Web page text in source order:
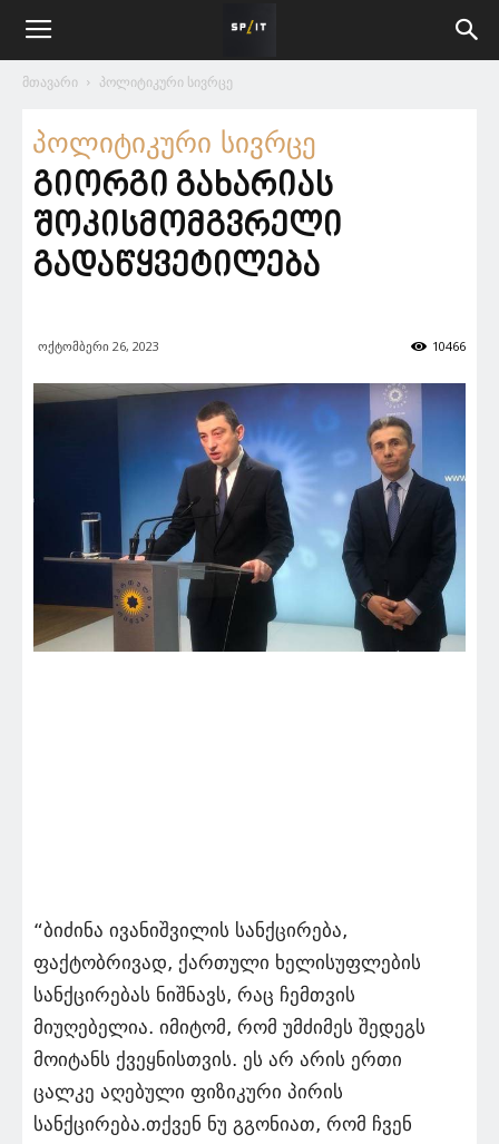
მთავარი პოლიტიკური სივრცე
პოლიტიკური სივრცე
გიორგი გახარიას
შოკისმომგვრელი
გადაწყვეტილება
ოქტომბერი 26, 2023 10466
“ბიძინა ივანიშვილის სანქცირება,
ფაქტობრივად, ქართული ხელისუფლების
სანქცირებას ნიშნავს, რაც ჩემთვის
მიუღებელია. იმიტომ, რომ უმძიმეს შედეგს
მოიტანს ქვეყნისთვის. ეს არ არის ერთი
ცალკე აღებული ფიზიკური პირის
სანქცირება.თქვენ ნუ გგონიათ, რომ ჩვენ